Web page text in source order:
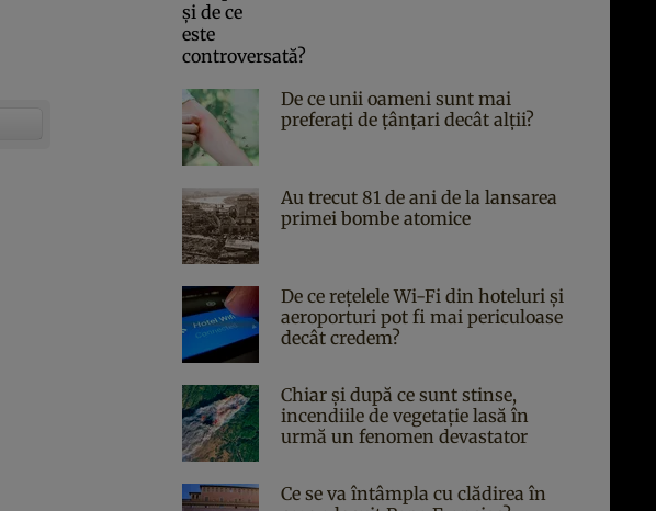
De ce unii oameni sunt mai
preferați de țânțari decât alții?
Au trecut 81 de ani de la lansarea
primei bombe atomice
De ce rețelele Wi-Fi din hoteluri și
aeroporturi pot fi mai periculoase
decât credem?
Chiar și după ce sunt stinse,
incendiile de vegetație lasă în
urmă un fenomen devastator
Ce se va întâmpla cu clădirea în